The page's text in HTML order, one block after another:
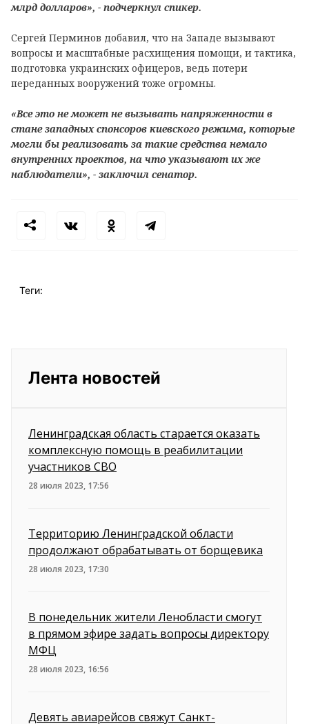
млрд долларов», - подчеркнул спикер.
Сергей Перминов добавил, что на Западе вызывают
вопросы и масштабные расхищения помощи, и тактика,
подготовка украинских офицеров, ведь потери
переданных вооружений тоже огромны.
«Все это не может не вызывать напряженности в
стане западных спонсоров киевского режима, которые
могли бы реализовать за такие средства немало
внутренних проектов, на что указывают их же
наблюдатели», - заключил сенатор.
Теги:
Лента новостей
Ленинградская область старается оказать
комплексную помощь в реабилитации
участников СВО
28 июля 2023, 17:56
Территорию Ленинградской области
продолжают обрабатывать от борщевика
28 июля 2023, 17:30
В понедельник жители Ленобласти смогут
в прямом эфире задать вопросы директору
МФЦ
28 июля 2023, 16:56
Девять авиарейсов свяжут Санкт-